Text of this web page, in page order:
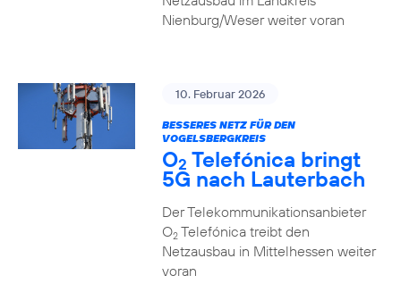
Nienburg/Weser weiter voran
10. Februar 2026
BESSERES NETZ FÜR DEN
VOGELSBERGKREIS
O2 Telefónica bringt
5G nach Lauterbach
Der Telekommunikationsanbieter
O2Telefónica treibt den
Netzausbau in Mittelhessen weiter
voran